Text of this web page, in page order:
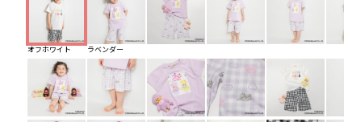
オフホワイト ラベンダー